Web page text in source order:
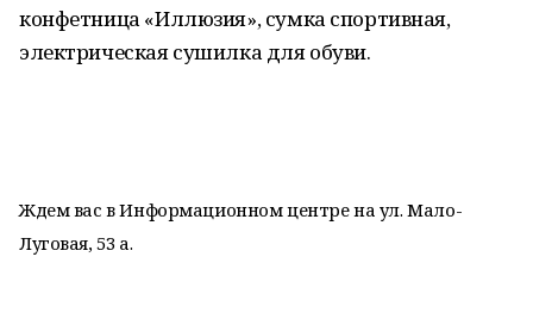
конфетница «Иллюзия», сумка спортивная,
электрическая сушилка для обуви.
Ждем вас в Информационном центре на ул. Мало-
Луговая, 53 а.